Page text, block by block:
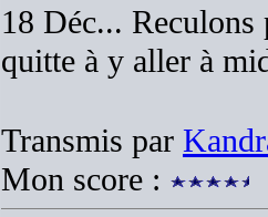
18 Déc...
quitte à y aller à
Transmis par
Mon score :